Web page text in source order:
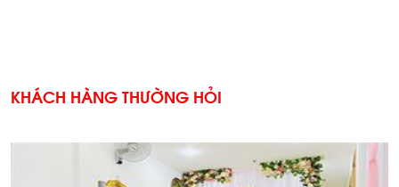
KHÁCH HÀNG THƯỜNG HỎI